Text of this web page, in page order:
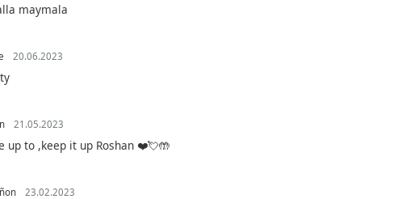
maymala
20.06.2023
21.05.2023
up to ,keep it up Roshan ❤️💘🤲
23.02.2023